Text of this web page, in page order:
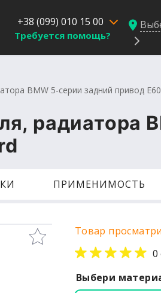
+38 (099) 010 15 00
Требуется помощь?
BMW 5-серии задний привод
радиатора
ПРИМЕНИМОСТЬ
Товар
0
Выбери